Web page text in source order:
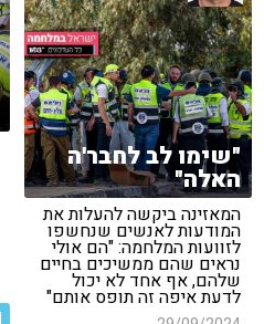
"שימו לב לחבר'ה
האלה"
המאזינה ביקשה להעלות את
המודעות לאנשים שנחשפו
לזוועות המלחמה: "הם אולי
נראים שהם ממשיכים בחיים
שלהם, אף אחד לא יכול
לדעת איפה זה תופס אותם"